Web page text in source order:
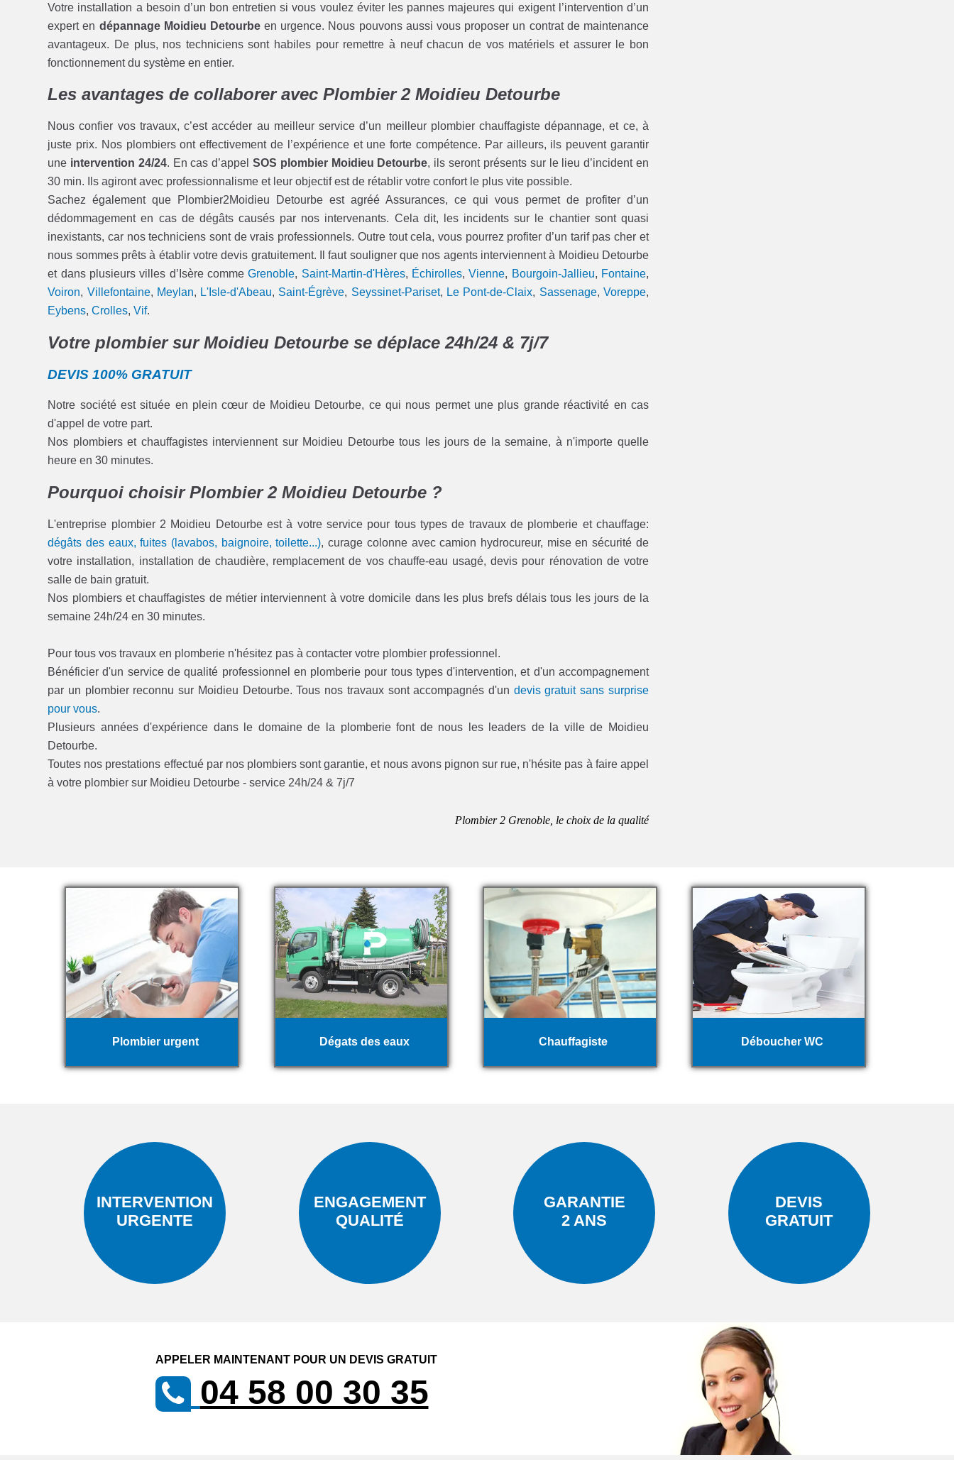
Votre installation a besoin d’un bon entretien si vous voulez éviter les pannes majeures qui exigent l’intervention d’un
expert en dépannage Moidieu Detourbeen urgence. Nous pouvons aussi vous proposer un contrat de maintenance
avantageux. De plus, nos techniciens sont habiles pour remettre à neuf chacun de vos matériels et assurer le bon
fonctionnement du système en entier.
Les avantages de collaborer avec Plombier 2 Moidieu Detourbe
Nous confier vos travaux, c’est accéder au meilleur service d’un meilleur plombier chauffagiste dépannage, et ce, à
juste prix. Nos plombiers ont effectivement de l’expérience et une forte compétence. Par ailleurs, ils peuvent garantir
une intervention 24/24. En cas d’appelSOS plombier Moidieu Detourbe, ils seront présents sur le lieu d’incident en
30 min. Ils agiront avec professionnalisme et leur objectif est de rétablir votre confort le plus vite possible.
Sachez également que Plombier2Moidieu Detourbe est agréé Assurances, ce qui vous permet de profiter d’un
dédommagement en cas de dégâts causés par nos intervenants. Cela dit, les incidents sur le chantier sont quasi
inexistants, car nos techniciens sont de vrais professionnels. Outre tout cela, vous pourrez profiter d’un tarif pas cher et
nous sommes prêts à établir votre devis gratuitement. Il faut souligner que nos agents interviennent à Moidieu Detourbe
et dans plusieurs villes d’Isère commeGrenoble, Saint-Martin-d'Hères, Échirolles,Vienne, Bourgoin-Jallieu, Fontaine,
Voiron, Villefontaine, Meylan, L'Isle-d'Abeau, Saint-Égrève, Seyssinet-Pariset, Le Pont-de-Claix, Sassenage,Voreppe,
Eybens,Crolles,Vif.
Votre plombier sur Moidieu Detourbe se déplace 24h/24 & 7j/7
DEVIS 100% GRATUIT
Notre société est située en plein cœur de Moidieu Detourbe, ce qui nous permet une plus grande réactivité en cas
d'appel de votre part.
Nos plombiers et chauffagistes interviennent sur Moidieu Detourbe tous les jours de la semaine, à n'importe quelle
heure en 30 minutes.
Pourquoi choisir Plombier 2 Moidieu Detourbe ?
L'entreprise plombier 2 Moidieu Detourbe est à votre service pour tous types de travaux de plomberie et chauffage:
dégâts des eaux, fuites (lavabos, baignoire, toilette...), curage colonne avec camion hydrocureur, mise en sécurité de
votre installation, installation de chaudière, remplacement de vos chauffe-eau usagé, devis pour rénovation de votre
salle de bain gratuit.
Nos plombiers et chauffagistes de métier interviennent à votre domicile dans les plus brefs délais tous les jours de la
semaine 24h/24 en 30 minutes.
Pour tous vos travaux en plomberie n'hésitez pas à contacter votre plombier professionnel.
Bénéficier d'un service de qualité professionnel en plomberie pour tous types d'intervention, et d'un accompagnement
par un plombier reconnu sur Moidieu Detourbe. Tous nos travaux sont accompagnés d'un devis gratuit sans surprise
pour vous.
Plusieurs années d'expérience dans le domaine de la plomberie font de nous les leaders de la ville de Moidieu
Detourbe.
Toutes nos prestations effectué par nos plombiers sont garantie, et nous avons pignon sur rue, n'hésite pas à faire appel
à votre plombier sur Moidieu Detourbe - service 24h/24 & 7j/7
Plombier 2 Grenoble, le choix de la qualité
Plombier urgent Dégats des eaux Chauffagiste Déboucher WC
INTERVENTION
URGENTE
ENGAGEMENT
QUALITÉ
GARANTIE
2 ANS
DEVIS
GRATUIT
APPELER MAINTENANT POUR UN DEVIS GRATUIT
04 58 00 30 35